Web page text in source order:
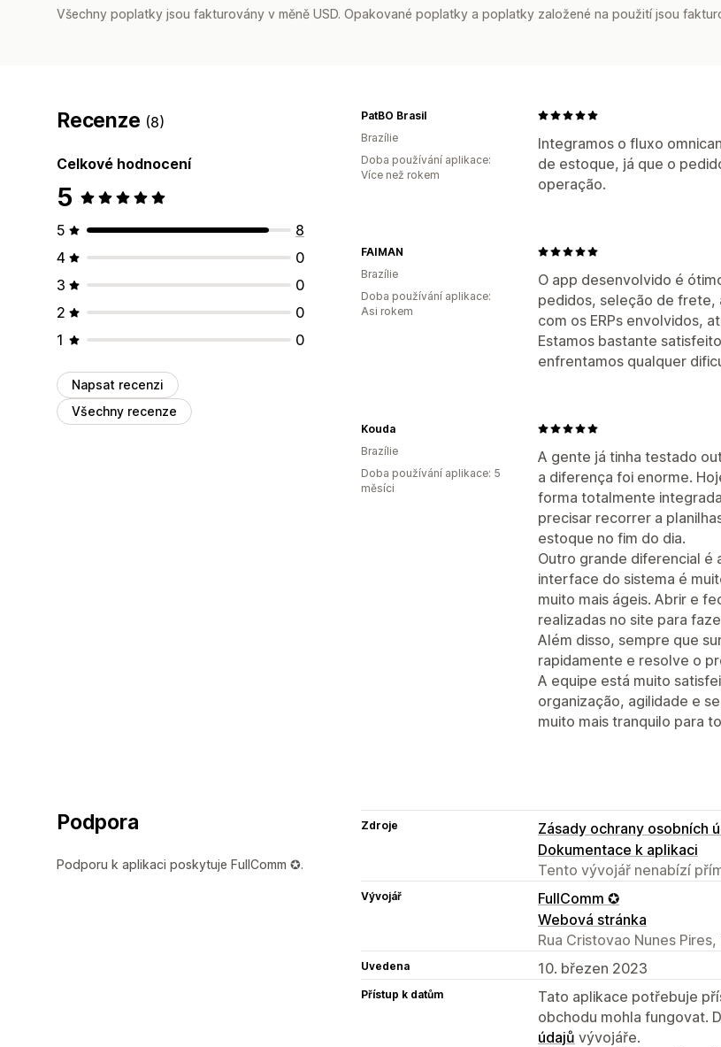
Všechny poplatky jsou fakturovány v měně USD. Opakované poplatky a poplatky založené na použití jsou
Recenze (8)
Celkové hodnocení
5
5
8
4
0
3
0
2
0
1
0
Napsat recenzi
Všechny recenze
Integramos o fluxo
de estoque, já que o
operação.
PatBO Brasil
Brazílie
Doba používání aplikace:
Více než rokem
O app desenvolvido é
pedidos, seleção de frete,
com os ERPs envolvidos,
Estamos bastante
enfrentamos qualquer
FAIMAN
Brazílie
Doba používání aplikace:
Asi rokem
A gente já tinha testado
a diferença foi enorme.
forma totalmente
precisar recorrer a
estoque no fim do dia.
Outro grande diferencial é
interface do sistema é
muito mais ágeis. Abrir e
realizadas no site para
Além disso, sempre que
rapidamente e resolve o
A equipe está muito
organização, agilidade e
muito mais tranquilo para
Kouda
Brazílie
Doba používání aplikace: 5
měsíci
Podpora
Podporu k aplikaci poskytuje FullComm ✪.
Zdroje
Zásady ochrany osobních
Dokumentace k aplikaci
Tento vývojář nenabízí
Vývojář
FullComm ✪
Webová stránka
Rua Cristovao Nunes
Uvedena 10. březen 2023
Přístup k datům
Tato aplikace potřebuje
obchodu mohla fungovat.
údajů vývojáře.